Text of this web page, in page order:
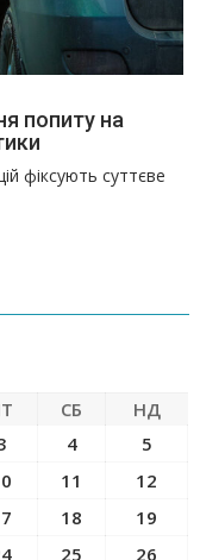
попиту на
фіксують суттєве
СБ
НД
4
5
11
12
18
19
25 26